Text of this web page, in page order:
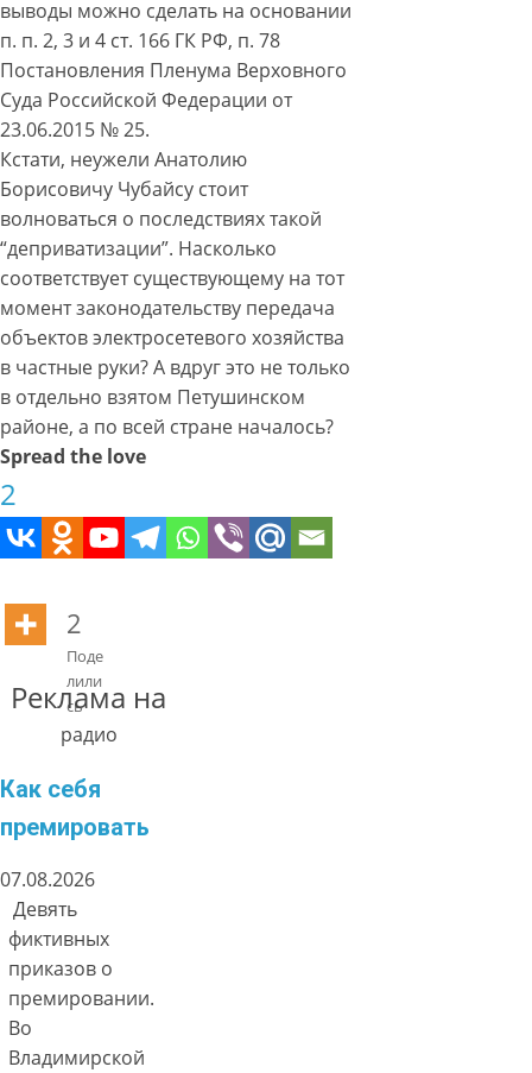
выводы можно сделать на основании
п. п. 2, 3 и 4 ст. 166 ГК РФ, п. 78
Постановления Пленума Верховного
Суда Российской Федерации от
23.06.2015 № 25.
Кстати, неужели Анатолию
Борисовичу Чубайсу стоит
волноваться о последствиях такой
“деприватизации”. Насколько
соответствует существующему на тот
момент законодательству передача
объектовэлектросетевого хозяйства
в частные руки? А вдруг это не только
в отдельно взятом Петушинском
районе, а по всей стране началось?
Spread the love
2
2
Поде
лили
сь
Реклама на
радио
Как себя
премировать
07.08.2026
Девять
фиктивных
приказов о
премировании.
Во
Владимирской